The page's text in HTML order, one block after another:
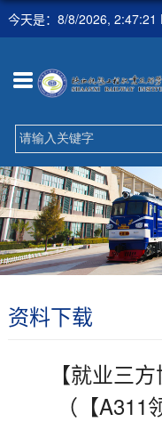
今天是： 8/8/2026, 2:47:21
资料下载
【就业三
（【A311